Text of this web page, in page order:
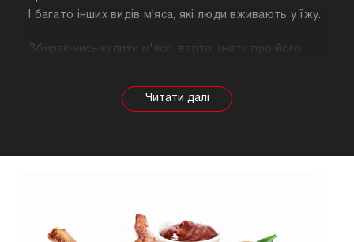
І багато інших видів м'яса, які люди вживають у їжу.
Збираючись купити м'ясо, варто знати про його
залежності від тварини властивості продукту
будуть змінюватися, так само як рекомендації
підійде для людей, які сидять на дієті.